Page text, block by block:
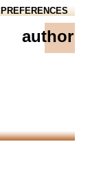
PREFERENCES
author